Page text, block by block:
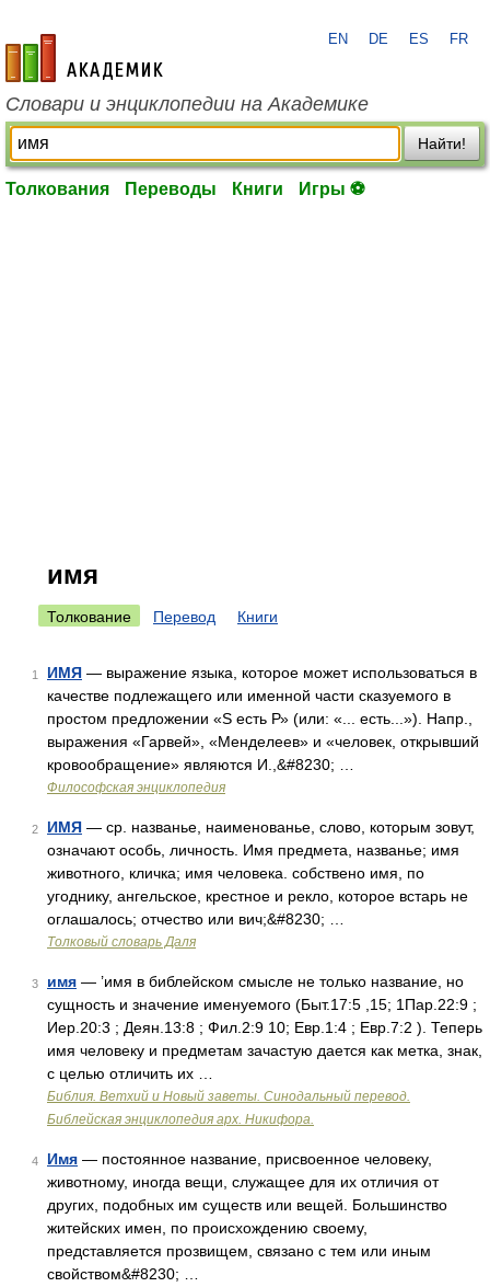
academic.ru
EN DE ES FR
Словари и энциклопедии на Академике
Найти!
Толкования Переводы Книги Игры ⚽
имя
Толкование Перевод Книги
1 ИМЯ — выражение языка, которое может использоваться в
качестве подлежащего или именной части сказуемого в
простом предложении «S есть Р» (или: «... есть...»). Напр.,
выражения «Гарвей», «Менделеев» и «человек, открывший
кровообращение» являются И.,&#8230; …
Философская энциклопедия
2 ИМЯ — ср. названье, наименованье, слово, которым зовут,
означают особь, личность. Имя предмета, названье; имя
животного, кличка; имя человека. собствено имя, по
угоднику, ангельское, крестное и рекло, которое встарь не
оглашалось; отчество или вич;&#8230; …
Толковый словарь Даля
3 имя — ’имя в библейском смысле не только название, но
сущность и значение именуемого (Быт.17:5 ,15; 1Пар.22:9 ;
Иер.20:3 ; Деян.13:8 ; Фил.2:9 10; Евр.1:4 ; Евр.7:2 ). Теперь
имя человеку и предметам зачастую дается как метка, знак,
с целью отличить их …
Библия. Ветхий и Новый заветы. Синодальный перевод.
Библейская энциклопедия арх. Никифора.
4 Имя — постоянное название, присвоенное человеку,
животному, иногда вещи, служащее для их отличия от
других, подобных им существ или вещей. Большинство
житейских имен, по происхождению своему,
представляется прозвищем, связано с тем или иным
свойством&#8230; …